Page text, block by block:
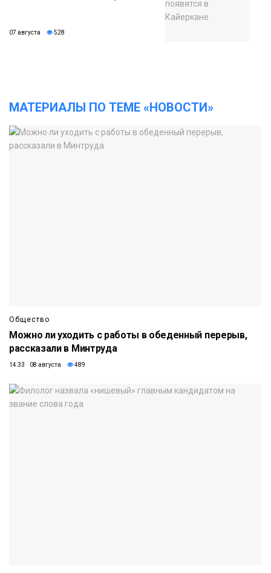
07 августа 528
МАТЕРИАЛЫ ПО ТЕМЕ «НОВОСТИ»
Общество
Можно ли уходить с работы в обеденный перерыв,
рассказали в Минтруда
14:33 08 августа 489